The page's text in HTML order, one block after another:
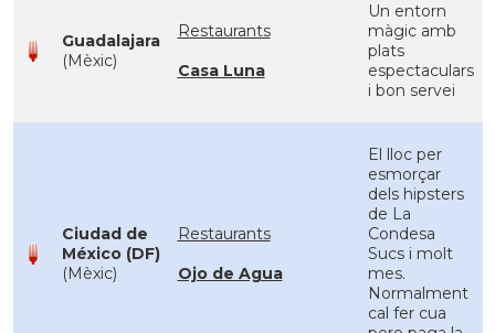
Guadalajara
(Mèxic)
Restaurants
Casa Luna
Un entorn
màgic amb
plats
espectaculars
i bon servei
Ciudad de
México (DF)
(Mèxic)
Restaurants
Ojo de Agua
El lloc per
esmorçar
dels hipsters
de La
Condesa
Sucs i molt
mes.
Normalment
cal fer cua